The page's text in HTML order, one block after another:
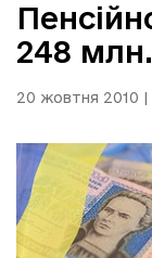
248
20 жовтня 2010 |